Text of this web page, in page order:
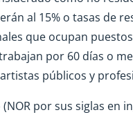
al 15% o tasas de
que ocupan
por 60 días o
públicos y
por sus siglas en